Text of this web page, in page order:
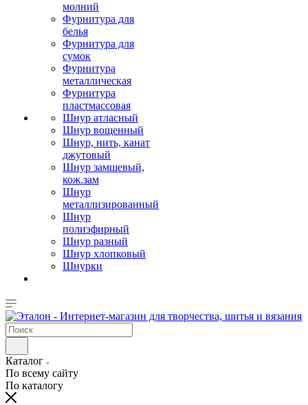
молний
Фурнитура для
белья
Фурнитура для
сумок
Фурнитура
металлическая
Фурнитура
пластмассовая
Шнур атласный
Шнур вощенный
Шнур, нить, канат
джутовый
Шнур замшевый,
кож.зам
Шнур
металлизированный
Шнур
полиэфирный
Шнур разный
Шнур хлопковый
Шнурки
Каталог
По всему сайту
По каталогу